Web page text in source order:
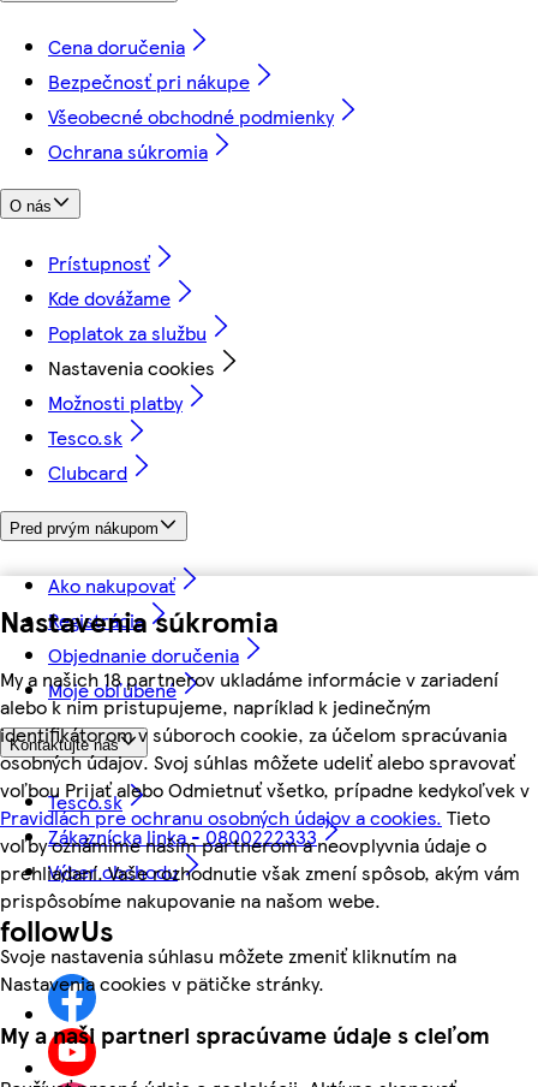
Nastavenia súkromia
My a našich 18 partnerov ukladáme informácie v zariadení
alebo k nim pristupujeme, napríklad k jedinečným
identifikátorom v súboroch cookie, za účelom spracúvania
osobných údajov. Svoj súhlas môžete udeliť alebo spravovať
voľbou Prijať alebo Odmietnuť všetko, prípadne kedykoľvek v
Pravidlách pre ochranu osobných údajov a cookies. Tieto
voľby oznámime našim partnerom a neovplyvnia údaje o
prehliadaní. Vaše rozhodnutie však zmení spôsob, akým vám
prispôsobíme nakupovanie na našom webe.
Svoje nastavenia súhlasu môžete zmeniť kliknutím na
Nastavenia cookies v pätičke stránky.
My a naši partneri spracúvame údaje s cieľom
Cena doručenia
Bezpečnosť pri nákupe
Všeobecné obchodné podmienky
Ochrana súkromia
O nás
Prístupnosť
Kde dovážame
Poplatok za službu
Nastavenia cookies
Možnosti platby
Tesco.sk
Clubcard
Pred prvým nákupom
Ako nakupovať
Registrácia
Objednanie doručenia
Moje obľúbené
Kontaktujte nás
Tesco.sk
Zákaznícka linka - 0800222333
Výber obchodu
followUs